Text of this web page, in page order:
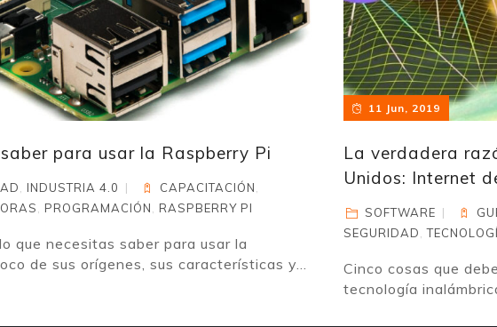
para usar la Raspberry Pi
INDUSTRIA 4.0 CAPACITACIÓN
PROGRAMACIÓN RASPBERRY PI
que necesitas saber para usar la
de sus orígenes, sus características y...
11 Jun, 2019
La verdadera
Unidos: Internet
SOFTWARE
SEGURIDAD ,
Cinco cosas que
tecnología